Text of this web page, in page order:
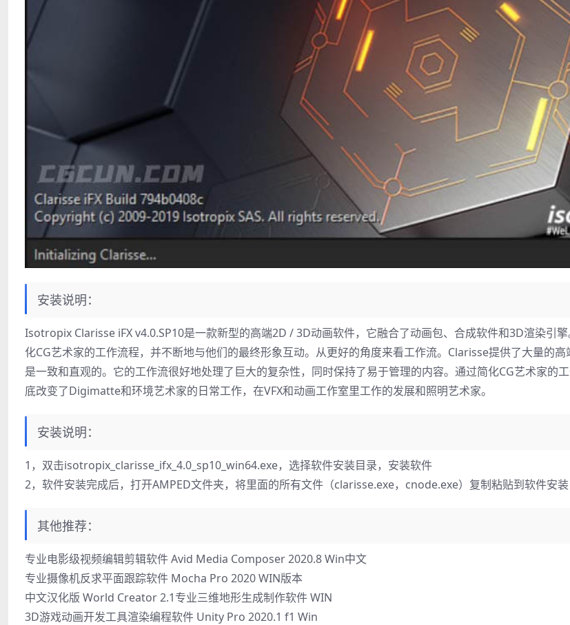
安装说明：
Isotropix Clarisse iFX v4.0.SP10是一款新型的高端2D / 3D动画软件，它融合了动画包、合成软件和3D渲染引
化CG艺术家的工作流程，并不断地与他们的最终形象互动。从更好的角度来看工作流。Clarisse提供了大量的
是一致和直观的。它的工作流很好地处理了巨大的复杂性，同时保持了易于管理的内容。通过简化CG艺术家的
底改变了Digimatte和环境艺术家的日常工作，在VFX和动画工作室里工作的发展和照明艺术家。
安装说明：
1，双击isotropix_clarisse_ifx_4.0_sp10_win64.exe，选择软件安装目录，安装软件
2，软件安装完成后，打开AMPED文件夹，将里面的所有文件（clarisse.exe，cnode.exe）复制粘贴到软件安
其他推荐：
专业电影级视频编辑剪辑软件 Avid Media Composer 2020.8 Win中文
专业摄像机反求平面跟踪软件 Mocha Pro 2020 WIN版本
中文汉化版 World Creator 2.1专业三维地形生成制作软件 WIN
3D游戏动画开发工具渲染编程软件 Unity Pro 2020.1 f1 Win